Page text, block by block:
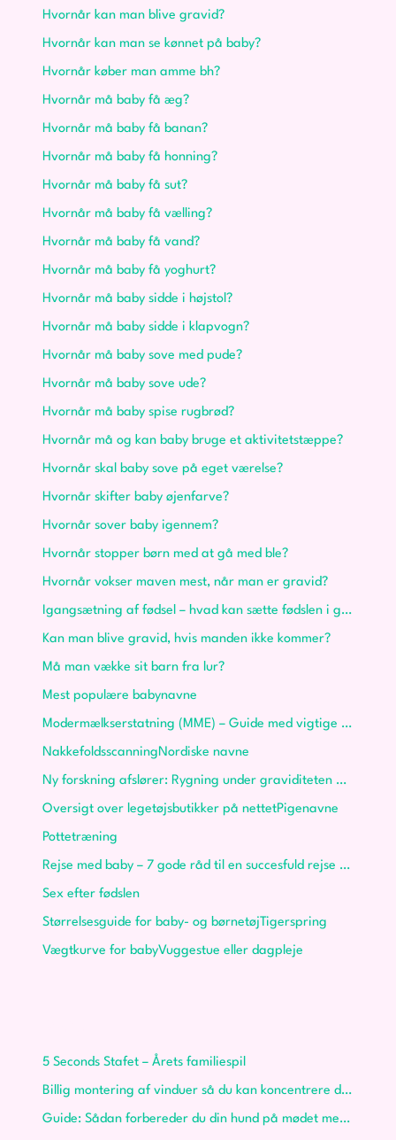
Hvornår kan man blive gravid?
Hvornår kan man se kønnet på baby?
Hvornår køber man amme bh?
Hvornår må baby få æg?
Hvornår må baby få banan?
Hvornår må baby få honning?
Hvornår må baby få sut?
Hvornår må baby få vælling?
Hvornår må baby få vand?
Hvornår må baby få yoghurt?
Hvornår må baby sidde i højstol?
Hvornår må baby sidde i klapvogn?
Hvornår må baby sove med pude?
Hvornår må baby sove ude?
Hvornår må baby spise rugbrød?
Hvornår må og kan baby bruge et aktivitetstæppe?
Hvornår skal baby sove på eget værelse?
Hvornår skifter baby øjenfarve?
Hvornår sover baby igennem?
Hvornår stopper børn med at gå med ble?
Hvornår vokser maven mest, når man er gravid?
Igangsætning af fødsel – hvad kan sætte fødslen i gang?
Kan man blive gravid, hvis manden ikke kommer?
Må man vække sit barn fra lur?
Mest populære babynavne
Modermælkserstatning (MME) – Guide med vigtige informationer
NakkefoldsscanningNordiske navne
Ny forskning afslører: Rygning under graviditeten påvirker dit barns BMI
Oversigt over legetøjsbutikker på nettetPigenavne
Pottetræning
Rejse med baby – 7 gode råd til en succesfuld rejse med dit barn
Sex efter fødslen
Størrelsesguide for baby- og børnetøj Tigerspring
Vægtkurve for babyVuggestue eller dagpleje
5 Seconds Stafet – Årets familiespil
Billig montering af vinduer så du kan koncentrere dig om børnene
Guide: Sådan forbereder du din hund på mødet med baby